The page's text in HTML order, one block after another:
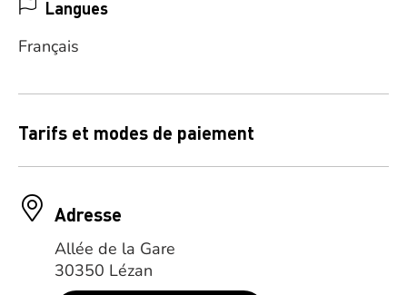
Langues
Français
Tarifs et modes de paiement
Adresse
Allée de la Gare
30350 Lézan